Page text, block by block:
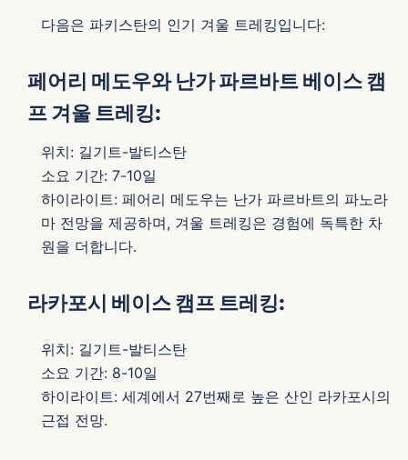
다음은 파키스탄의 인기 겨울 트레킹입니다:
페어리 메도우와 난가 파르바트 베이스 캠
프 겨울 트레킹:
위치: 길기트-발티스탄
소요 기간: 7-10일
하이라이트: 페어리 메도우는 난가 파르바트의 파노라
마 전망을 제공하며, 겨울 트레킹은 경험에 독특한 차
원을 더합니다.
라카포시 베이스 캠프 트레킹:
위치: 길기트-발티스탄
소요 기간: 8-10일
하이라이트: 세계에서 27번째로 높은 산인 라카포시의
근접 전망.